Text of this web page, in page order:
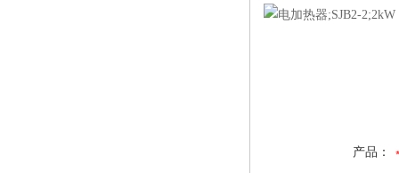
产品：